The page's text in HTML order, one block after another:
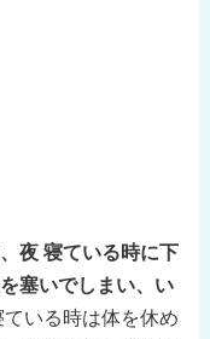
夜 寝ている時に下
塞いでしまい、い
いる時は体を休め